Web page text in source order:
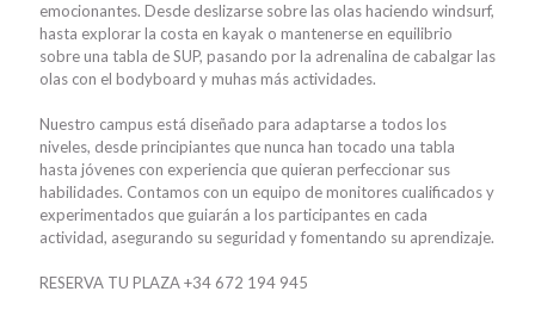
emocionantes. Desde deslizarse sobre las olas haciendo windsurf,
hasta explorar la costa en kayak o mantenerse en equilibrio
sobre una tabla de SUP, pasando por la adrenalina de cabalgar las
olas con el bodyboard y muhas más actividades.
Nuestro campus está diseñado para adaptarse a todos los
niveles, desde principiantes que nunca han tocado una tabla
hasta jóvenes con experiencia que quieran perfeccionar sus
habilidades. Contamos con un equipo de monitores cualificados y
experimentados que guiarán a los participantes en cada
actividad, asegurando su seguridad y fomentando su aprendizaje.
RESERVA TU PLAZA +34 672 194 945